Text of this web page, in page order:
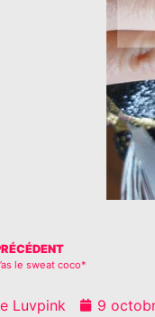
le sweat coco*
Luvpink 9